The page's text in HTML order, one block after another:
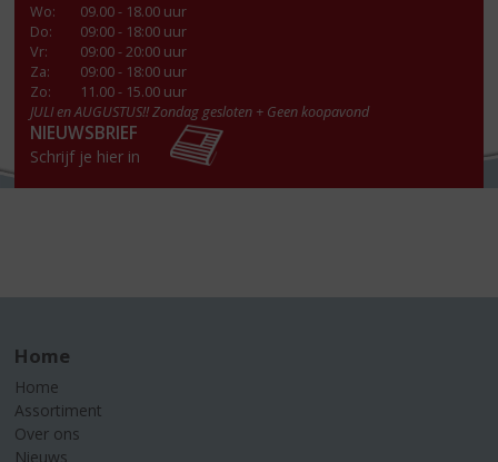
Wo:
09.00 - 18.00 uur
Do:
09:00 - 18:00 uur
Vr:
09:00 - 20:00 uur
Za:
09:00 - 18:00 uur
Zo:
11.00 - 15.00 uur
JULI en AUGUSTUS!! Zondag gesloten + Geen koopavond
NIEUWSBRIEF
Schrijf je hier in
Home
Home
Assortiment
Over ons
Nieuws